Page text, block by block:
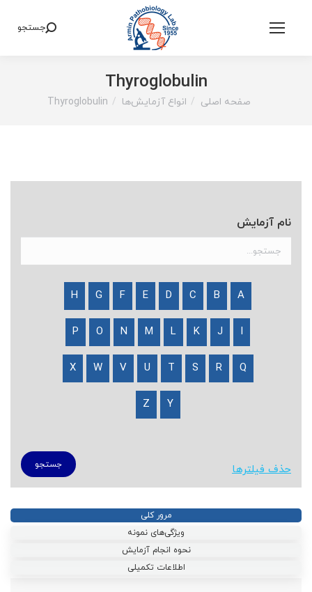
Search:
جستجو
Thyroglobulin
You are here:
صفحه اصلی انواع آزمایش‌ها Thyroglobulin
نام آزمایش
A
B
C
D
E
F
G
H
I
J
K
L
M
N
O
P
Q
R
S
T
U
V
W
X
Y
Z
حذف فیلترها
مرور کلی
ویژگی‌های نمونه
نحوه انجام آزمایش
اطلاعات تکمیلی